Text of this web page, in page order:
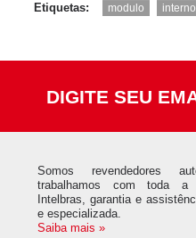
Etiquetas: modulo interno
DIGITE SEU
Somos revendedores
trabalhamos com toda a
Intelbras, garantia e
e especializada.
Saiba mais »